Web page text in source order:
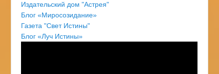
Издательский дом "Астрея"
Блог «Миросозидание»
Газета "Свет Истины"
Блог «Луч Истины»